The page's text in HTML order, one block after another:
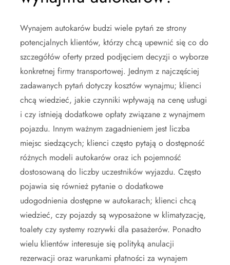
Wynajem autokarów budzi wiele pytań ze strony
potencjalnych klientów, którzy chcą upewnić się co do
szczegółów oferty przed podjęciem decyzji o wyborze
konkretnej firmy transportowej. Jednym z najczęściej
zadawanych pytań dotyczy kosztów wynajmu; klienci
chcą wiedzieć, jakie czynniki wpływają na cenę usługi
i czy istnieją dodatkowe opłaty związane z wynajmem
pojazdu. Innym ważnym zagadnieniem jest liczba
miejsc siedzących; klienci często pytają o dostępność
różnych modeli autokarów oraz ich pojemność
dostosowaną do liczby uczestników wyjazdu. Często
pojawia się również pytanie o dodatkowe
udogodnienia dostępne w autokarach; klienci chcą
wiedzieć, czy pojazdy są wyposażone w klimatyzację,
toalety czy systemy rozrywki dla pasażerów. Ponadto
wielu klientów interesuje się polityką anulacji
rezerwacji oraz warunkami płatności za wynajem